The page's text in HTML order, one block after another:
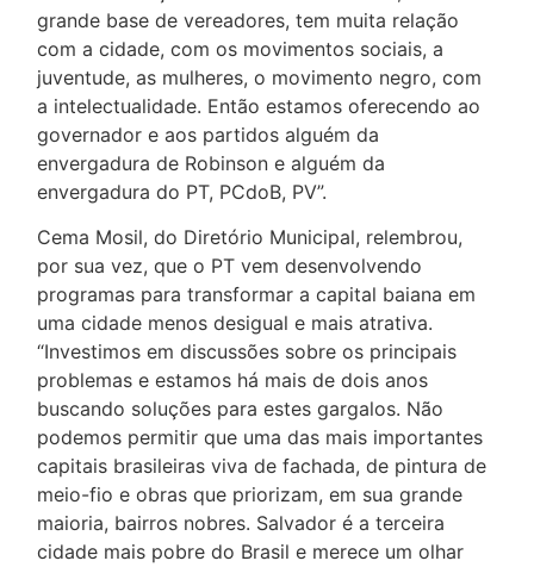
grande base de vereadores, tem muita relação
com a cidade, com os movimentos sociais, a
juventude, as mulheres, o movimento negro, com
a intelectualidade. Então estamos oferecendo ao
governador e aos partidos alguém da
envergadura de Robinson e alguém da
envergadura do PT, PCdoB, PV”.
Cema Mosil, do Diretório Municipal, relembrou,
por sua vez, que o PT vem desenvolvendo
programas para transformar a capital baiana em
uma cidade menos desigual e mais atrativa.
“Investimos em discussões sobre os principais
problemas e estamos há mais de dois anos
buscando soluções para estes gargalos. Não
podemos permitir que uma das mais importantes
capitais brasileiras viva de fachada, de pintura de
meio-fio e obras que priorizam, em sua grande
maioria, bairros nobres. Salvador é a terceira
cidade mais pobre do Brasil e merece um olhar